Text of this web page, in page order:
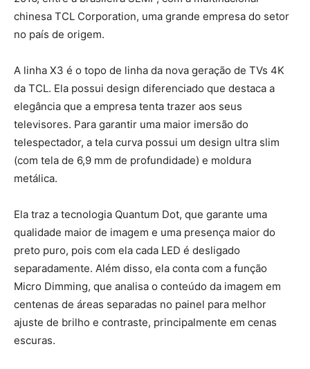
chinesa TCL Corporation, uma grande empresa do setor
no país de origem.
A linha X3 é o topo de linha da nova geração de TVs 4K
da TCL. Ela possui design diferenciado que destaca a
elegância que a empresa tenta trazer aos seus
televisores. Para garantir uma maior imersão do
telespectador, a tela curva possui um design ultra slim
(com tela de 6,9 mm de profundidade) e moldura
metálica.
Ela traz a tecnologia Quantum Dot, que garante uma
qualidade maior de imagem e uma presença maior do
preto puro, pois com ela cada LED é desligado
separadamente. Além disso, ela conta com a função
Micro Dimming, que analisa o conteúdo da imagem em
centenas de áreas separadas no painel para melhor
ajuste de brilho e contraste, principalmente em cenas
escuras.